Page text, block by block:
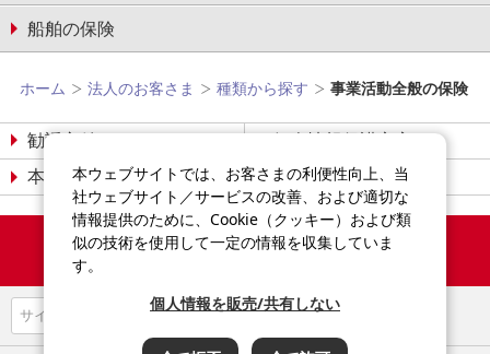
船舶の保険
ホーム 法人のお客さま 種類から探す 事業活動全般の保険
勧誘方針
本サイトについて
サイトマップ
Copyright©2014-2026
Sompo Japan Insurance Inc.
本ウェブサイトでは、お客さまの利便性向上、当
社ウェブサイト／サービスの改善、および適切な
情報提供のために、Cookie（クッキー）および類
似の技術を使用して一定の情報を収集していま
す。
個人情報を販売/共有しない